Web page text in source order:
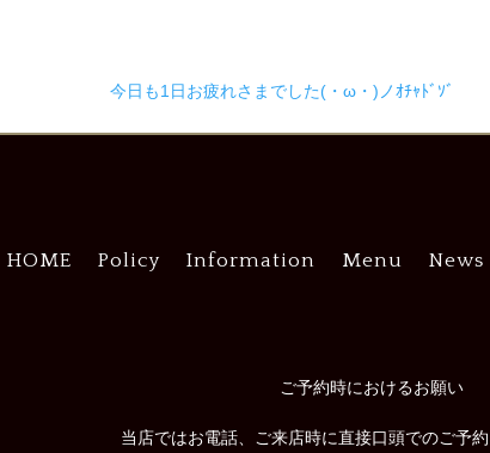
今日も1日お疲れさまでした(・ω・)ノｵﾁｬﾄﾞｿﾞ
HOME Policy Information Menu News
ご予約時におけるお願い
当店ではお電話、ご来店時に直接口頭でのご予約